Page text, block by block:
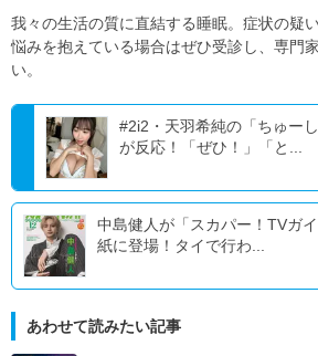
我々の生活の質に直結する睡眠。症状の疑
悩みを抱えている場合はぜひ受診し、専門
い。
#2i2・天羽希純の「ちゅー
が反応！「ぜひ！」「と...
中島健人が「スカパー！TVガ
紙に登場！タイで行わ...
あわせて読みたい記事